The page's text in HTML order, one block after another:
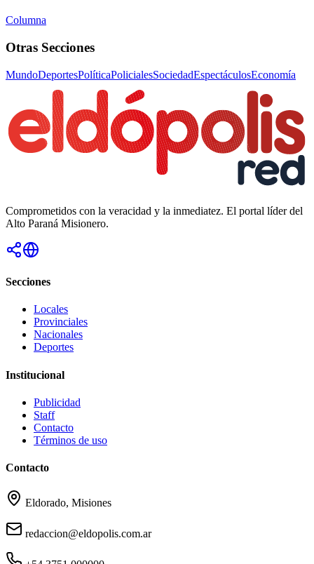
Columna
Otras Secciones
MundoDeportesPolíticaPolicialesSociedadEspectáculosEconomía
Comprometidos con la veracidad y la inmediatez. El portal líder del
Alto Paraná Misionero.
Secciones
Locales
Provinciales
Nacionales
Deportes
Institucional
Publicidad
Staff
Contacto
Términos de uso
Contacto
Eldorado, Misiones
redaccion@eldopolis.com.ar